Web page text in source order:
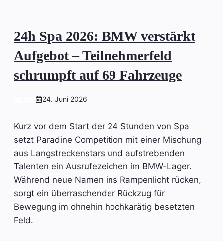
24h Spa 2026: BMW verstärkt
Aufgebot – Teilnehmerfeld
schrumpft auf 69 Fahrzeuge
24. Juni 2026
Kurz vor dem Start der 24 Stunden von Spa
setzt Paradine Competition mit einer Mischung
aus Langstreckenstars und aufstrebenden
Talenten ein Ausrufezeichen im BMW-Lager.
Während neue Namen ins Rampenlicht rücken,
sorgt ein überraschender Rückzug für
Bewegung im ohnehin hochkarätig besetzten
Feld.